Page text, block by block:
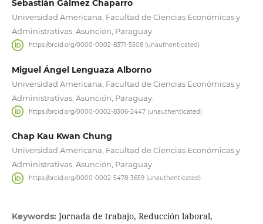
Sebastián Gálmez Chaparro
Universidad Americana, Facultad de Ciencias Económicas y
Administrativas. Asunción, Paraguay.
https://orcid.org/0000-0002-8371-5508 (unauthenticated)
Miguel Ángel Lenguaza Alborno
Universidad Americana, Facultad de Ciencias Económicas y
Administrativas. Asunción, Paraguay.
https://orcid.org/0000-0002-8306-2447 (unauthenticated)
Chap Kau Kwan Chung
Universidad Americana, Facultad de Ciencias Económicas y
Administrativas. Asunción, Paraguay.
https://orcid.org/0000-0002-5478-3659 (unauthenticated)
Keywords: Jornada de trabajo, Reducción laboral,